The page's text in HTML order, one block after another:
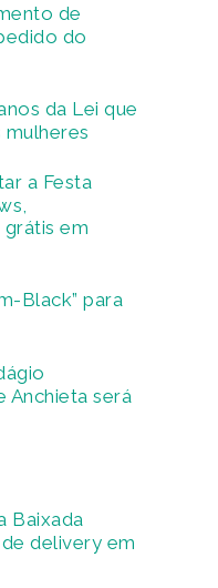
de
do
da Lei que
a Festa
em
Black” para
Anchieta será
Baixada
delivery em